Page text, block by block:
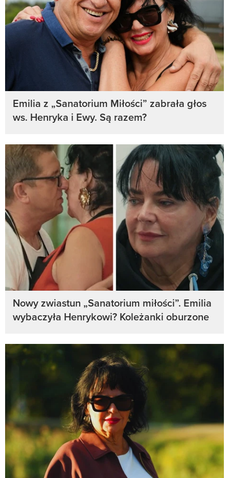
Emilia z „Sanatorium Miłości” zabrała głos
ws. Henryka i Ewy. Są razem?
Nowy zwiastun „Sanatorium miłości”. Emilia
wybaczyła Henrykowi? Koleżanki oburzone